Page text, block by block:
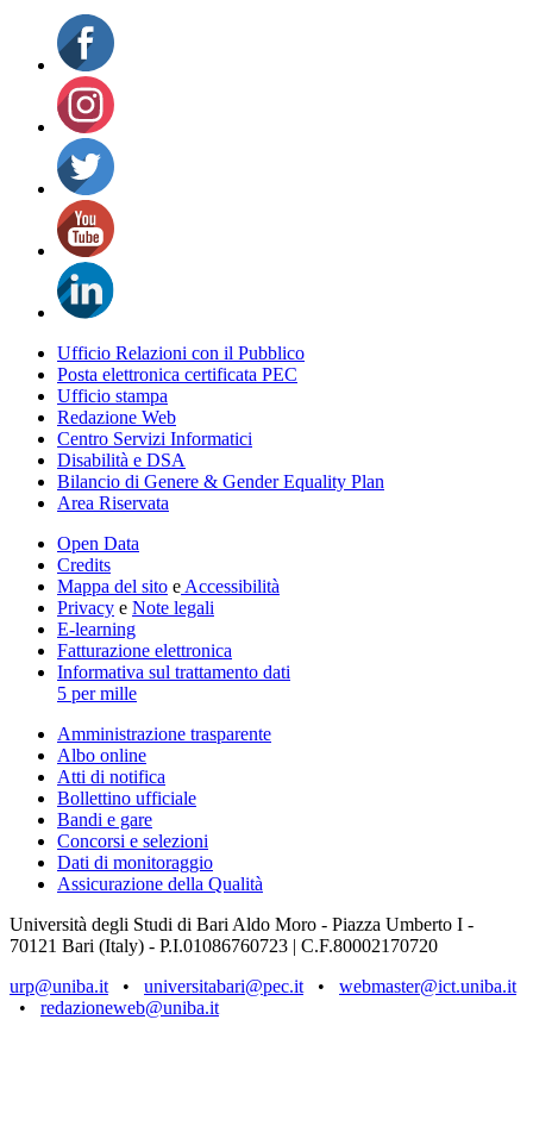
Ufficio Relazioni con il Pubblico
Posta elettronica certificata PEC
Ufficio stampa
Redazione Web
Centro Servizi Informatici
Disabilità e DSA
Bilancio di Genere & Gender Equality Plan
Area Riservata
Open Data
Credits
Mappa del sito eAccessibilità
Privacy e Note legali
E-learning
Fatturazione elettronica
Informativa sul trattamento dati
5 per mille
Amministrazione trasparente
Albo online
Atti di notifica
Bollettino ufficiale
Bandi e gare
Concorsi e selezioni
Dati di monitoraggio
Assicurazione della Qualità
Università degli Studi di Bari Aldo Moro - Piazza Umberto I -
70121 Bari (Italy) - P.I.01086760723 | C.F.80002170720
urp@uniba.it• universitabari@pec.it• webmaster@ict.uniba.it
• redazioneweb@uniba.it